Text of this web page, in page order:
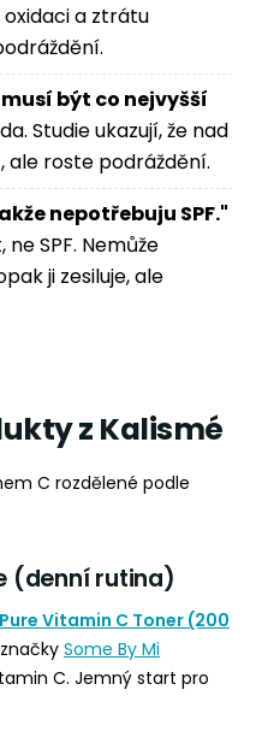
a ztrátu
být co nejvyšší
Studie ukazují, že nad
ale roste podráždění.
nepotřebuju SPF."
SPF. Nemůže
ji zesiluje, ale
z Kalismé
C rozdělené podle
(denní rutina)
Vitamin C Toner (200
Some By Mi
C. Jemný start pro